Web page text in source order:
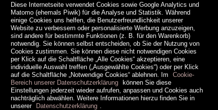
Diese Internetseite verwendet Cookies sowie Google Analytics und
Matomo (ehemals Piwik) für die Analyse und Statistik. Während
einige Cookies uns helfen, die Benutzerfreundlichkeit unserer
Website zu verbessern oder personalisierte Werbung anzuzeigen,
sind andere für bestimmte Funktionen (z. B. für den Warenkorb)
notwendig. Sie können selbst entscheiden, ob Sie der Nutzung von
Cookies zustimmen. Sie können diese nicht notwendigen Cookies
per Klick auf die Schaltfläche „Alle Cookies“ akzeptieren, eine
individuelle Auswahl treffen („Ausgewählte Cookies“) oder per Klick
auf die Schaltfläche „Notwendige Cookies“ ablehnen. Im
Cookie-
Bereich unserer Datenschutzerklärung können Sie diese
Einstellungen jederzeit wieder aufrufen, anpassen und Cookies auch
nachträglich abwählen. Weitere Informationen hierzu finden Sie in
unserer Datenschutzerklärung